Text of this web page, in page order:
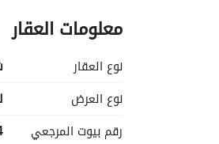
معلومات العقار
نوع العقار
نوع العرض
رقم بيوت المرجعي